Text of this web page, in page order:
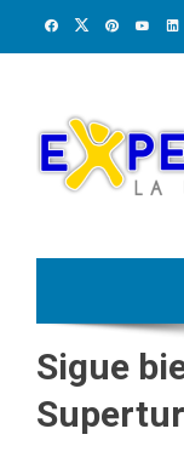
Sigue